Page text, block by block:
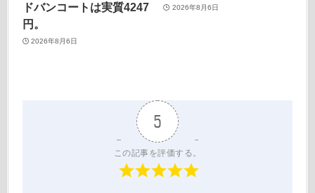
ドバンコートは実質4247
円。
2026年8月6日
2026年8月6日
5
この記事を評価する。